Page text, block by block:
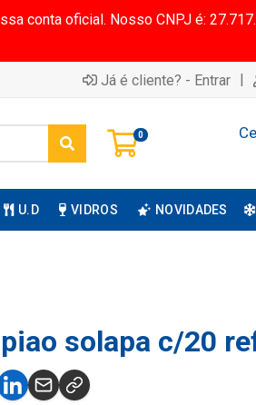
conta oficial. Nosso CNPJ é:
Já é cliente? - Entrar |
0
U.D VIDROS NOVIDADES
solapa c/20